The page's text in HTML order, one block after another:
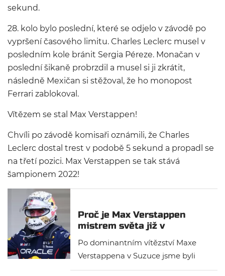
sekund.
28. kolo bylo poslední, které se odjelo v závodě po
vypršení časového limitu. Charles Leclerc musel v
posledním kole bránit Sergia Péreze. Monačan v
poslední šikaně probrzdil a musel si ji zkrátit,
následně Mexičan si stěžoval, že ho monopost
Ferrari zablokoval.
Vítězem se stal Max Verstappen!
Chvíli po závodě komisaři oznámili, že Charles
Leclerc dostal trest v podobě 5 sekund a propadl se
na třetí pozici. Max Verstappen se tak stává
šampionem 2022!
Proč je Max Verstappen
mistrem světa již v
Po dominantním vítězství Maxe
Verstappena v Suzuce jsme byli
svědky zmatků, jestli je už